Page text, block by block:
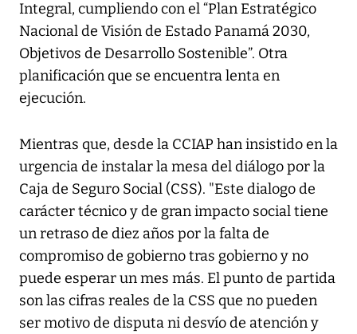
Integral, cumpliendo con el “Plan Estratégico
Nacional de Visión de Estado Panamá 2030,
Objetivos de Desarrollo Sostenible”. Otra
planificación que se encuentra lenta en
ejecución.
Mientras que, desde la CCIAP han insistido en la
urgencia de instalar la mesa del diálogo por la
Caja de Seguro Social (CSS). "Este dialogo de
carácter técnico y de gran impacto social tiene
un retraso de diez años por la falta de
compromiso de gobierno tras gobierno y no
puede esperar un mes más. El punto de partida
son las cifras reales de la CSS que no pueden
ser motivo de disputa ni desvío de atención y